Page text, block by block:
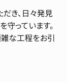
き、日々発見
守っています。
な工程をお引